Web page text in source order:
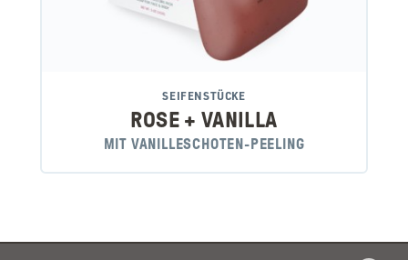
SEIFENSTÜCKE
ROSE + VANILLA
MIT VANILLESCHOTEN-PEELING